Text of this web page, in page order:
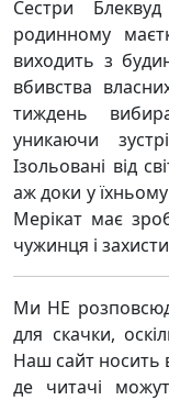
Сестри
родинному
виходить з
вбивства
тиждень
уникаючи
Ізольовані від
аж доки у
Мерікат має
чужинця і
Ми НЕ
для скачки,
Наш сайт носить
де читачі